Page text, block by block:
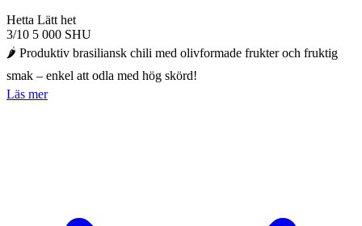
Hetta Lätt het
3/10 5 000 SHU
🌶️ Produktiv brasiliansk chili med olivformade frukter och fruktig
smak – enkel att odla med hög skörd!
Läs mer